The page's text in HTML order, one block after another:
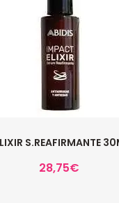
S.REAFIRMANTE
28,75€